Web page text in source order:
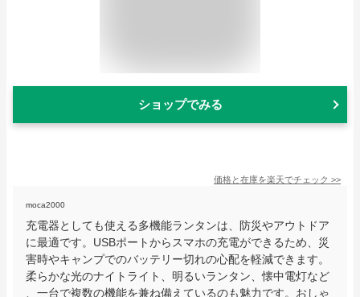
ショップでみる
価格と在庫を楽天でチェック >>
moca2000
充電器としても使える多機能ランタンは、防災やアウトドア
に最適です。USBポートからスマホの充電ができるため、災
害時やキャンプでのバッテリー切れの心配を軽減できます。
柔らかな光のナイトライト、明るいランタン、懐中電灯など
、一台で複数の機能を兼ね備えているのも魅力です。おしゃ